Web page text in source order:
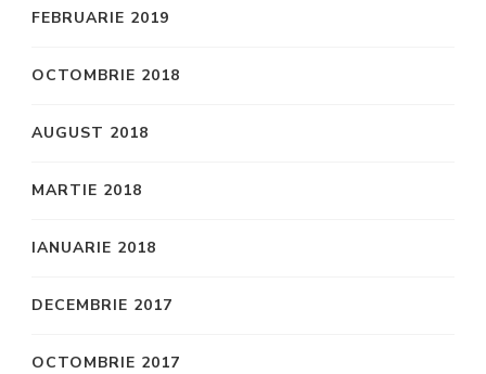
FEBRUARIE 2019
OCTOMBRIE 2018
AUGUST 2018
MARTIE 2018
IANUARIE 2018
DECEMBRIE 2017
OCTOMBRIE 2017